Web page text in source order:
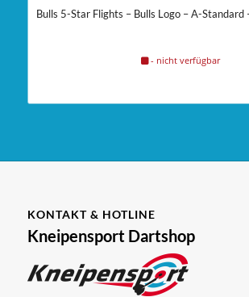
Bulls 5-Star Flights – Bulls Logo – A-Standard
- nicht verfügbar
KONTAKT & HOTLINE
Kneipensport Dartshop